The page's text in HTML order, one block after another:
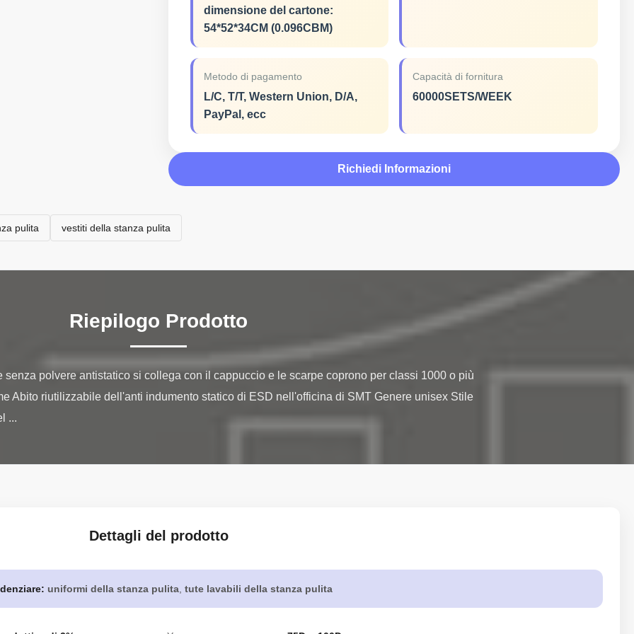
dimensione del cartone:
54*52*34CM (0.096CBM)
Metodo di pagamento
L/C, T/T, Western Union, D/A,
PayPal, ecc
Capacità di fornitura
60000SETS/WEEK
Richiedi Informazioni
pulita vestiti della stanza pulita
Riepilogo Prodotto
polvere antistatico si collega con il cappuccio e le scarpe coprono per classi 1000 o più
Abito riutilizzabile dell'anti indumento statico di ESD nell'officina di SMT Genere unisex Stile
...
Dettagli del prodotto
uniformi della stanza pulita, tute lavabili della stanza pulita